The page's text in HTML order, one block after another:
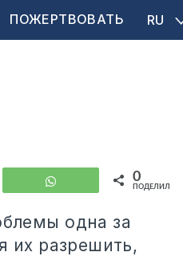
ПОЖЕРТВОВАТЬ RU
WhatsApp 0
ПОДЕЛИЛИСЬ
одна за
их разрешить,